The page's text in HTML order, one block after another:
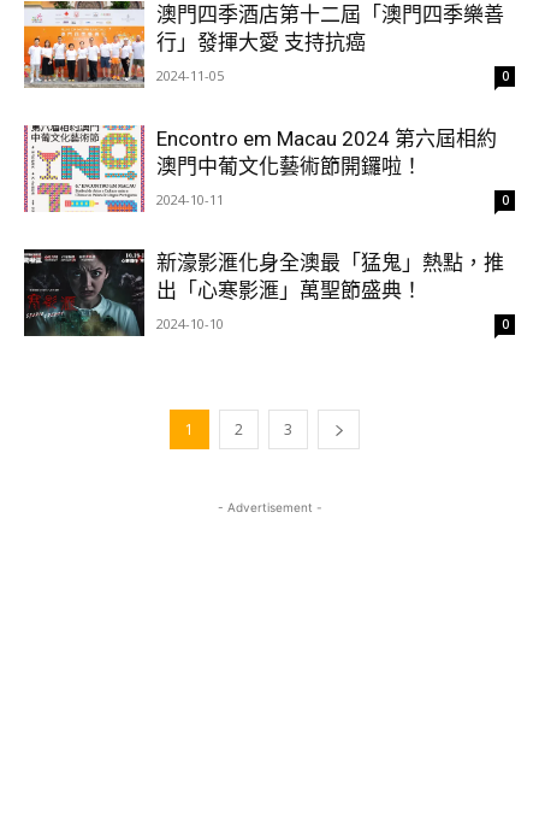
澳門四季酒店第十二屆「澳門四季樂善
行」發揮大愛 支持抗癌
2024-11-05 0
Encontro em Macau 2024 第六屆相約
澳門中葡文化藝術節開鑼啦！
2024-10-11 0
新濠影滙化身全澳最「猛鬼」熱點，推
出「心寒影滙」萬聖節盛典！
2024-10-10 0
1 2 3
- Advertisement -